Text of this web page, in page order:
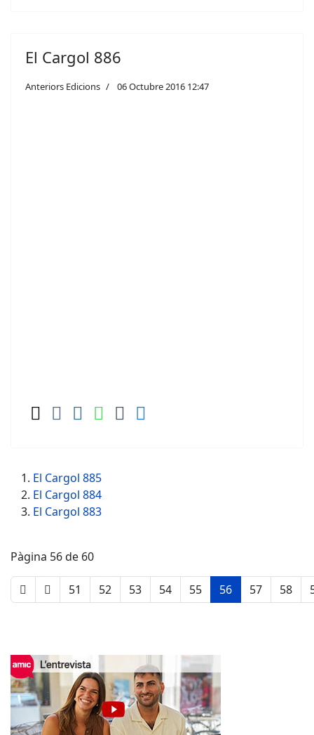
El Cargol 886
Anteriors Edicions 06 Octubre 2016 12:47
El Cargol 885
El Cargol 884
El Cargol 883
Pàgina 56 de 60
51 52 53 54 55 56 57 58